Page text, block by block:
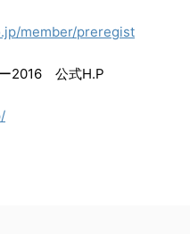
member/preregist
2016 公式H.P